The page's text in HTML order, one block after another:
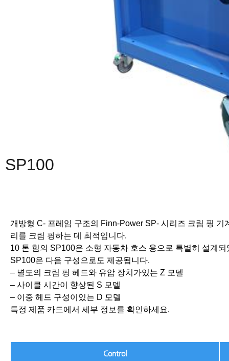
SP100
개방형 C- 프레임 구조의 Finn-Power SP- 시리즈 크림 핑
리를 크림 핑하는 데 최적입니다.
10 톤 힘의 SP100은 소형 자동차 호스 용으로 특별히 설계되
SP100은 다음 구성으로도 제공됩니다.
– 별도의 크림 핑 헤드와 유압 장치가있는 Z 모델
– 사이클 시간이 향상된 S 모델
– 이중 헤드 구성이있는 D 모델
특정 제품 카드에서 세부 정보를 확인하세요.
Control